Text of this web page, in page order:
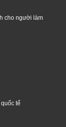
cho người làm
tế